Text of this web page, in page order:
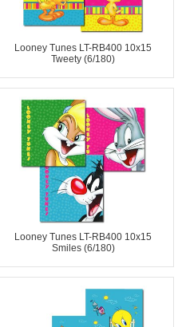
Looney Tunes LT-RB400 10x15
Tweety (6/180)
Looney Tunes LT-RB400 10x15
Smiles (6/180)